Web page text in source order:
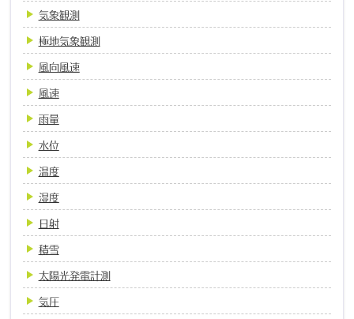
気象観測
極地気象観測
風向風速
風速
雨量
水位
温度
湿度
日射
積雪
太陽光発電計測
気圧